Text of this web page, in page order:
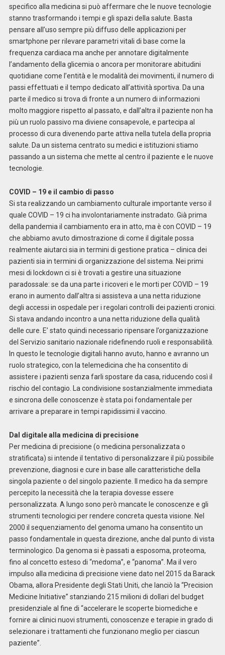
specifico alla medicina si può affermare che le nuove tecnologie
stanno trasformando i tempi e gli spazi della salute. Basta
pensare all’uso sempre più diffuso delle applicazioni per
smartphone per rilevare parametri vitali di base come la
frequenza cardiaca ma anche per annotare digitalmente
l’andamento della glicemia o ancora per monitorare abitudini
quotidiane come l’entità e le modalità dei movimenti, il numero di
passi effettuati e il tempo dedicato all’attività sportiva. Da una
parte il medico si trova di fronte a un numero di informazioni
molto maggiore rispetto al passato, e dall’altra il paziente non ha
più un ruolo passivo ma diviene consapevole, e partecipa al
processo di cura divenendo parte attiva nella tutela della propria
salute. Da un sistema centrato su medici e istituzioni stiamo
passando a un sistema che mette al centro il paziente e le nuove
tecnologie.
COVID – 19 e il cambio di passo
Si sta realizzando un cambiamento culturale importante verso il
quale COVID – 19 ci ha involontariamente instradato. Già prima
della pandemia il cambiamento era in atto, ma è con COVID – 19
che abbiamo avuto dimostrazione di come il digitale possa
realmente aiutarci sia in termini di gestione pratica – clinica dei
pazienti sia in termini di organizzazione del sistema. Nei primi
mesi di lockdown ci si è trovati a gestire una situazione
paradossale: se da una parte i ricoveri e le morti per COVID – 19
erano in aumento dall’altra si assisteva a una netta riduzione
degli accessi in ospedale per i regolari controlli dei pazienti cronici.
Si stava andando incontro a una netta riduzione della qualità
delle cure. E’ stato quindi necessario ripensare l’organizzazione
del Servizio sanitario nazionale ridefinendo ruoli e responsabilità.
In questo le tecnologie digitali hanno avuto, hanno e avranno un
ruolo strategico, con la telemedicina che ha consentito di
assistere i pazienti senza farli spostare da casa, riducendo così il
rischio del contagio. La condivisione sostanzialmente immediata
e sincrona delle conoscenze è stata poi fondamentale per
arrivare a preparare in tempi rapidissimi il vaccino.
Dal digitale alla medicina di precisione
Per medicina di precisione (o medicina personalizzata o
stratificata) si intende il tentativo di personalizzare il più possibile
prevenzione, diagnosi e cure in base alle caratteristiche della
singola paziente o del singolo paziente. Il medico ha da sempre
percepito la necessità che la terapia dovesse essere
personalizzata. A lungo sono però mancate le conoscenze e gli
strumenti tecnologici per rendere concreta questa visione. Nel
2000 il sequenziamento del genoma umano ha consentito un
passo fondamentale in questa direzione, anche dal punto di vista
terminologico. Da genoma si è passati a esposoma, proteoma,
fino al concetto esteso di “medoma”, e “panoma”. Ma il vero
impulso alla medicina di precisione viene dato nel 2015 da Barack
Obama, allora Presidente degli Stati Uniti, che lanciò la “Precision
Medicine Initiative” stanziando 215 milioni di dollari del budget
presidenziale al fine di “accelerare le scoperte biomediche e
fornire ai clinici nuovi strumenti, conoscenze e terapie in grado di
selezionare i trattamenti che funzionano meglio per ciascun
paziente”.